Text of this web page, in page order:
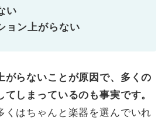
い
ョン上がらない
がらないことが原因で、多くの
しまっているのも事実です。
くはちゃんと楽器を選んでいれ